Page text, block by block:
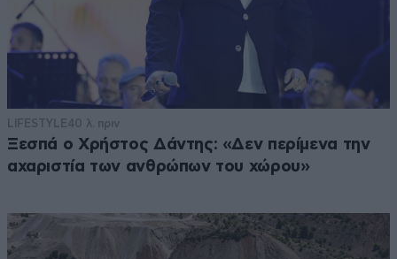
LIFESTYLE40 λ. πριν
Ξεσπά ο Χρήστος Δάντης: «Δεν περίμενα την
αχαριστία των ανθρώπων του χώρου»